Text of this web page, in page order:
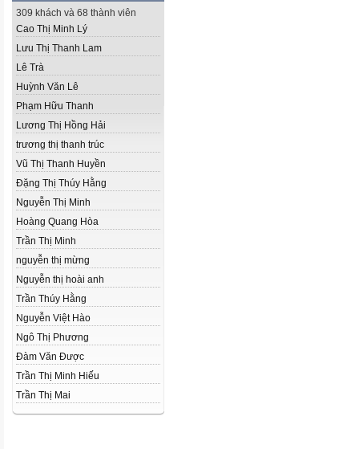
309 khách và 68 thành viên
Cao Thị Minh Lý
Lưu Thị Thanh Lam
Lê Trà
Huỳnh Văn Lê
Phạm Hữu Thanh
Lương Thị Hồng Hải
trương thị thanh trúc
Vũ Thị Thanh Huyền
Đặng Thị Thúy Hằng
Nguyễn Thị Minh
Hoàng Quang Hòa
Trần Thị Minh
nguyễn thị mừng
Nguyễn thị hoài anh
Trần Thúy Hằng
Nguyễn Việt Hào
Ngô Thị Phương
Đàm Văn Được
Trần Thị Minh Hiếu
Trần Thị Mai